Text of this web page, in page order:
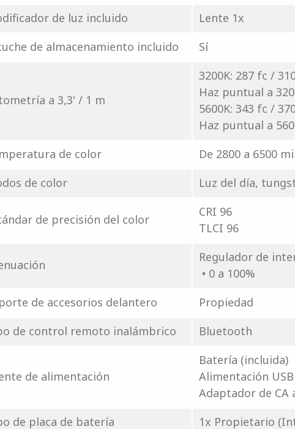
de luz incluido
Lente 1x
de almacenamiento incluido
Sí
a 3,3' / 1 m
3200K: 287 fc /
Haz puntual a
5600K: 343 fc /
Haz puntual a
de color
De 2800 a 6500
de color
Luz del día,
de precisión del color
CRI 96
TLCI 96
Regulador de
• 0 a 100%
de accesorios delantero
Propiedad
de control remoto inalámbrico
Bluetooth
de alimentación
Batería (incluida)
Alimentación
Adaptador de CA
de placa de batería
1x Propietario